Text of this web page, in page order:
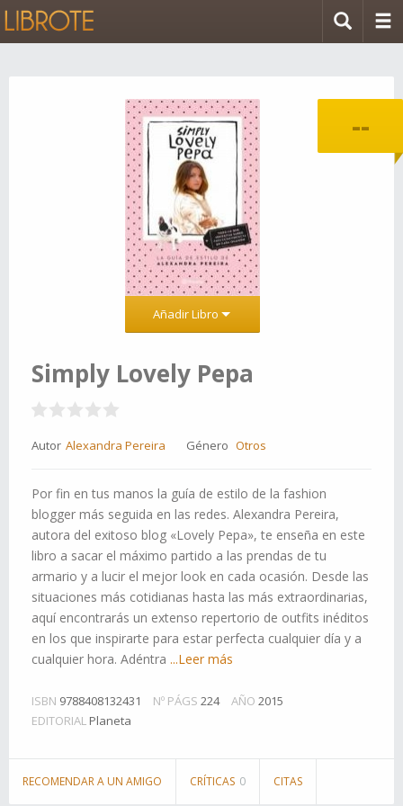
--
Añadir Libro
Simply Lovely Pepa
Autor Alexandra Pereira Género Otros
Por fin en tus manos la guía de estilo de la fashion
blogger más seguida en las redes. Alexandra Pereira,
autora del exitoso blog «Lovely Pepa», te enseña en este
libro a sacar el máximo partido a las prendas de tu
armario y a lucir el mejor look en cada ocasión. Desde las
situaciones más cotidianas hasta las más extraordinarias,
aquí encontrarás un extenso repertorio de outfits inéditos
en los que inspirarte para estar perfecta cualquier día y a
cualquier hora. Adéntra ...Leer más
ISBN 9788408132431 Nº PÁGS 224 AÑO 2015
EDITORIAL Planeta
RECOMENDAR A UN AMIGO CRÍTICAS 0 CITAS